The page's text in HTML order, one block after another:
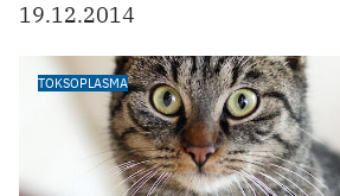
19.12.2014
TOKSOPLASMA